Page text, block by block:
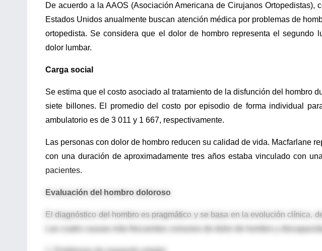
De acuerdo a la AAOS (Asociación Americana de Cirujanos Ortopedistas),
Estados Unidos anualmente buscan atención médica por problemas de
ortopedista. Se considera que el dolor de hombro representa el segundo
dolor lumbar.
Carga social
Se estima que el costo asociado al tratamiento de la disfunción del hombro
siete billones. El promedio del costo por episodio de forma individual
ambulatorio es de 3 011 y 1 667, respectivamente.
Las personas con dolor de hombro reducen su calidad de vida. Macfarlane
con una duración de aproximadamente tres años estaba vinculado con
pacientes.
Evaluación del hombro doloroso
El diagnóstico del hombro es pragmático y se basa en la evolución clínica,
Las cuatro causas más frecuentes comunes de dolor de hombro y